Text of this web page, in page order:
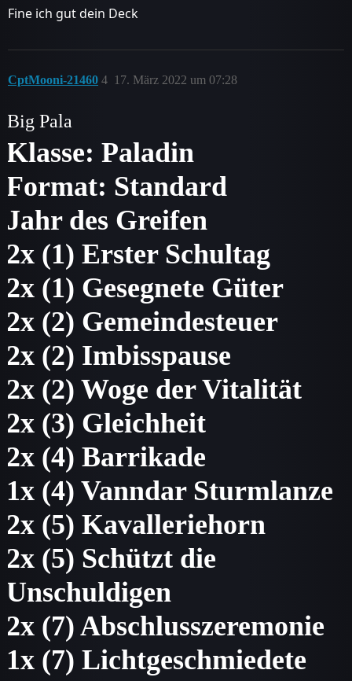
Fine ich gut dein Deck
CptMooni-21460 17. März 2022 um 07:28
4
Big Pala
Klasse: Paladin
Format: Standard
Jahr des Greifen
2x (1) Erster Schultag
2x (1) Gesegnete Güter
2x (2) Gemeindesteuer
2x (2) Imbisspause
2x (2) Woge der Vitalität
2x (3) Gleichheit
2x (4) Barrikade
1x (4) Vanndar Sturmlanze
2x (5) Kavalleriehorn
2x (5) Schützt die
Unschuldigen
2x (7) Abschlusszeremonie
1x (7) Lichtgeschmiedete